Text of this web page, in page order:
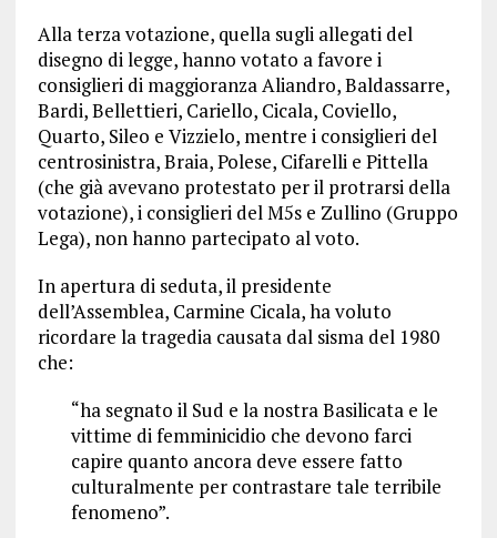
Alla terza votazione, quella sugli allegati del
disegno di legge, hanno votato a favore i
consiglieri di maggioranza Aliandro, Baldassarre,
Bardi, Bellettieri, Cariello, Cicala, Coviello,
Quarto, Sileo e Vizzielo, mentre i consiglieri del
centrosinistra, Braia, Polese, Cifarelli e Pittella
(che già avevano protestato per il protrarsi della
votazione), i consiglieri del M5s e Zullino (Gruppo
Lega), non hanno partecipato al voto.
In apertura di seduta, il presidente
dell’Assemblea, Carmine Cicala, ha voluto
ricordare la tragedia causata dal sisma del 1980
che:
“ha segnato il Sud e la nostra Basilicata e le
vittime di femminicidio che devono farci
capire quanto ancora deve essere fatto
culturalmente per contrastare tale terribile
fenomeno”.